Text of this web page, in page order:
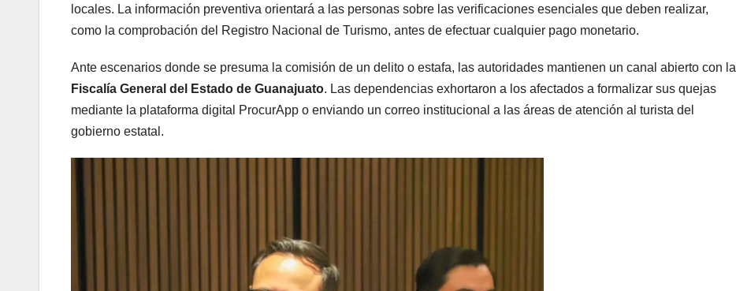
locales. La información preventiva orientará a las personas sobre las verificaciones esenciales que deben realizar,
como la comprobación del Registro Nacional de Turismo, antes de efectuar cualquier pago monetario.
Ante escenarios donde se presuma la comisión de un delito o estafa, las autoridades mantienen un canal abierto con la
Fiscalía General del Estado de Guanajuato. Las dependencias exhortaron a los afectados a formalizar sus quejas
mediante la plataforma digital ProcurApp o enviando un correo institucional a las áreas de atención al turista del
gobierno estatal.